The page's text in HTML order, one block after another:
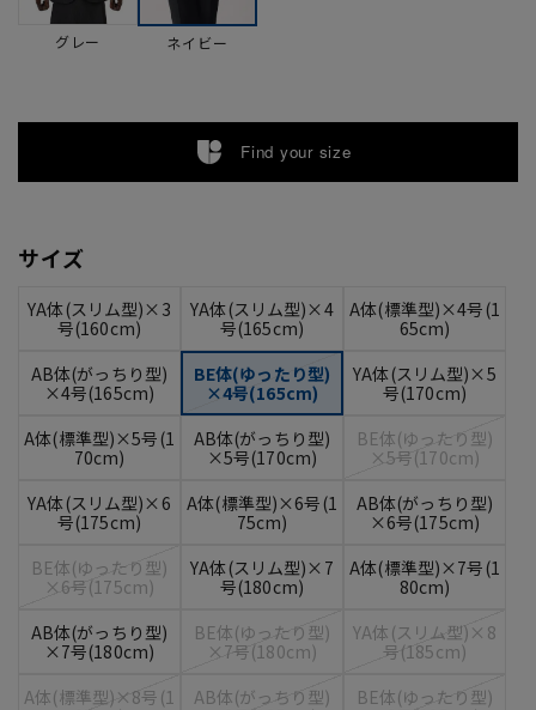
グレー ネイビー
Find your size
サイズ
YA体(スリム型)×3
号(160cm)
YA体(スリム型)×4
号(165cm)
A体(標準型)×4号(1
65cm)
AB体(がっちり型)
×4号(165cm)
BE体(ゆったり型)
×4号(165cm)
YA体(スリム型)×5
号(170cm)
A体(標準型)×5号(1
70cm)
AB体(がっちり型)
×5号(170cm)
BE体(ゆったり型)
×5号(170cm)
YA体(スリム型)×6
号(175cm)
A体(標準型)×6号(1
75cm)
AB体(がっちり型)
×6号(175cm)
BE体(ゆったり型)
×6号(175cm)
YA体(スリム型)×7
号(180cm)
A体(標準型)×7号(1
80cm)
AB体(がっちり型)
×7号(180cm)
BE体(ゆったり型)
×7号(180cm)
YA体(スリム型)×8
号(185cm)
A体(標準型)×8号(1
AB体(がっちり型)
BE体(ゆったり型)